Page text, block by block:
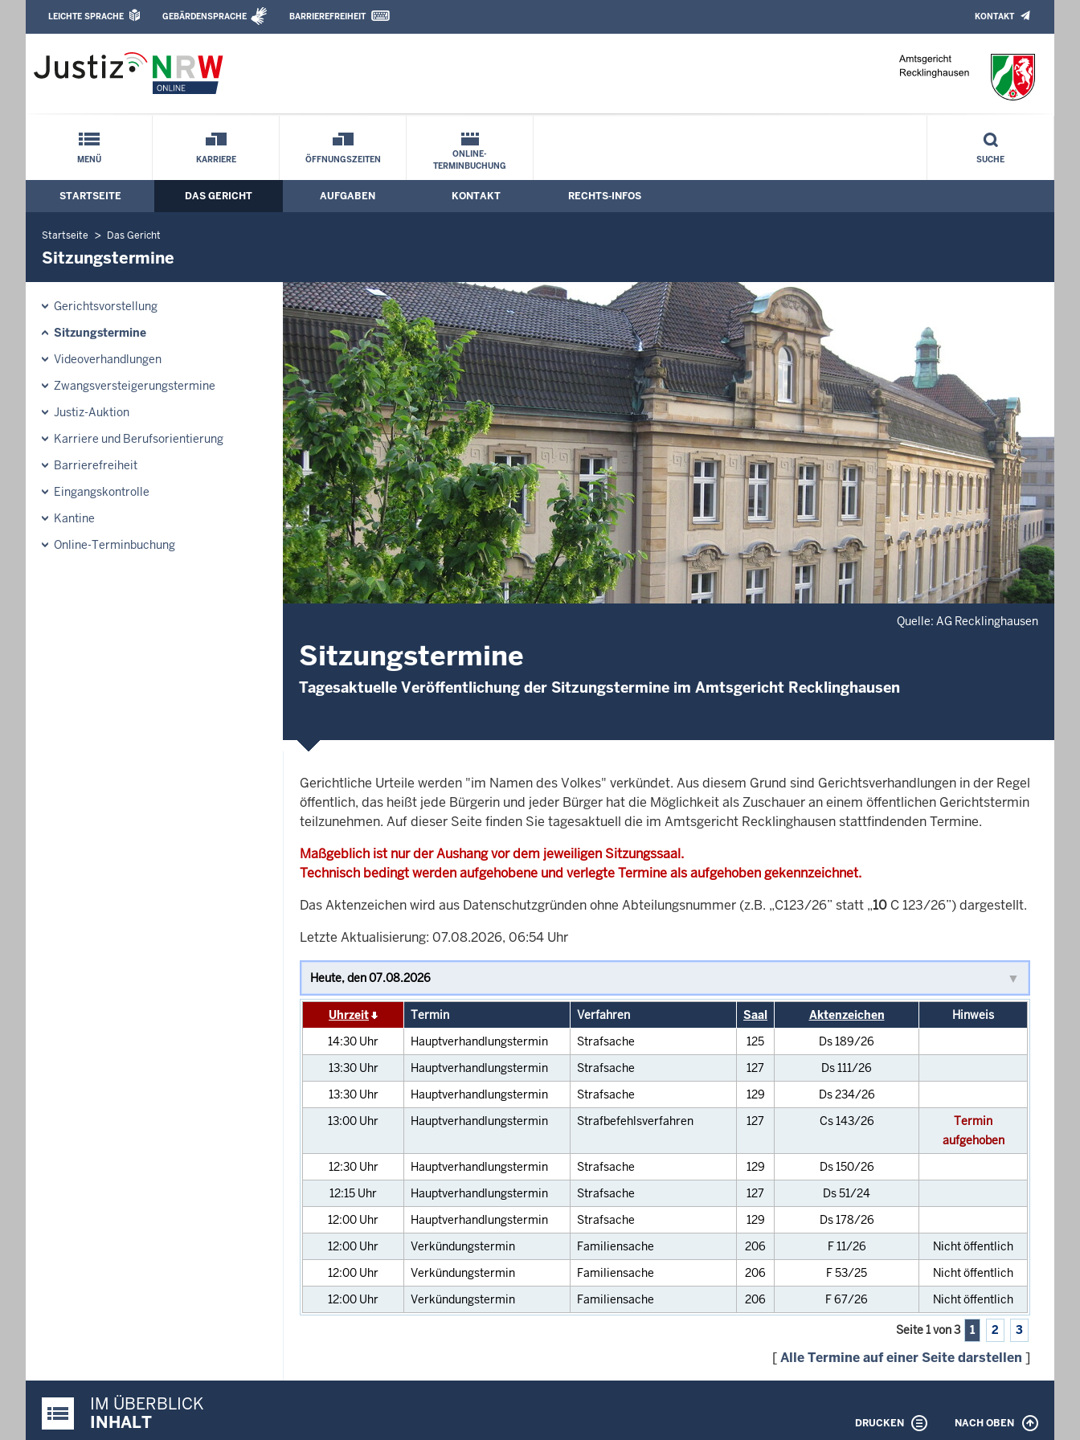
Amtsgericht Recklinghausen: Sitzungstermine
Leichte Sprache, Gebärdensprachenvideo und Kontaktformular
LEICHTE SPRACHE GEBÄRDENSPRACHE BARRIEREFREIHEIT KONTAKT
Schnellnavigation mit Volltext-Suche
MENÜ KARRIERE ÖFFNUNGSZEITEN
ONLINE-
TERMINBUCHUNG
SUCHE
Hauptmenü: Hauptnavigation
STARTSEITE DAS GERICHT AUFGABEN KONTAKT RECHTS-INFOS
Startseite Das Gericht
Sitzungstermine
Gerichtsvorstellung
Sitzungstermine
Videoverhandlungen
Zwangsversteigerungstermine
Justiz-Auktion
Karriere und Berufsorientierung
Barrierefreiheit
Eingangskontrolle
Kantine
Online-Terminbuchung
Quelle: AG Recklinghausen
Sitzungstermine
Tagesaktuelle Veröffentlichung der Sitzungstermine im Amtsgericht Recklinghausen
Gerichtliche Urteile werden "im Namen des Volkes" verkündet. Aus diesem Grund sind Gerichtsverhandlungen in der Regel
öffentlich, das heißt jede Bürgerin und jeder Bürger hat die Möglichkeit als Zuschauer an einem öffentlichen Gerichtstermin
teilzunehmen. Auf dieser Seite finden Sie tagesaktuell die im Amtsgericht Recklinghausen stattfindenden Termine.
Maßgeblich ist nur der Aushang vor dem jeweiligen Sitzungssaal.
Technisch bedingt werden aufgehobene und verlegte Termine als aufgehoben gekennzeichnet.
Das Aktenzeichen wird aus Datenschutzgründen ohne Abteilungsnummer (z.B. „C123/26” statt „10 C 123/26”) dargestellt.
Letzte Aktualisierung: 07.08.2026, 06:54 Uhr
Uhrzeit Termin Verfahren Saal Aktenzeichen
Hinweis
14:30 Uhr Hauptverhandlungstermin Strafsache 125
Ds 189/26
13:30 Uhr Hauptverhandlungstermin Strafsache 127
Ds 111/26
13:30 Uhr Hauptverhandlungstermin Strafsache 129
Ds 234/26
13:00 Uhr Hauptverhandlungstermin Strafbefehlsverfahren 127 Cs 143/26
Termin
aufgehoben
12:30 Uhr Hauptverhandlungstermin Strafsache 129
Ds 150/26
12:15 Uhr Hauptverhandlungstermin Strafsache 127
Ds 51/24
12:00 Uhr Hauptverhandlungstermin Strafsache 129
Ds 178/26
12:00 Uhr Verkündungstermin Familiensache 206 F 11/26
Nicht öffentlich
12:00 Uhr Verkündungstermin Familiensache 206 F 53/25
Nicht öffentlich
12:00 Uhr Verkündungstermin Familiensache 206 F 67/26 Nicht öffentlich
Seite 1 von 3 1 2 3
[Alle Termine auf einer Seite darstellen ]
Justiz-Portal im Überblick:
IM ÜBERBLICK
INHALT
DRUCKEN NACH OBEN